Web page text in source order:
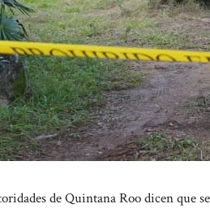
de Quintana Roo dicen que